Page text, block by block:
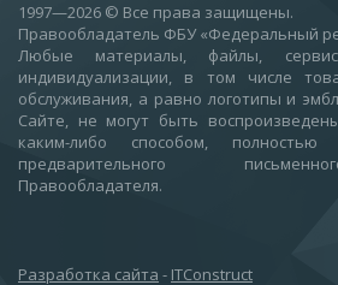
1997—2026 © Все права защищены.
Правообладатель ФБУ «Федеральный
Любые материалы, файлы,
индивидуализации, в том числе
обслуживания, а равно логотипы и
Сайте, не могут быть
каким-либо способом,
предварительного
Правообладателя.
Разработка сайта - ITConstruct